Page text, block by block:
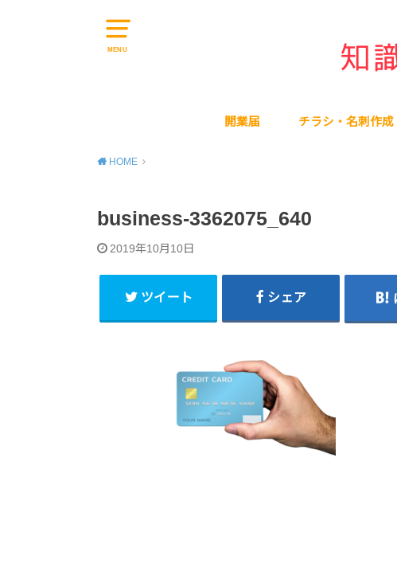
MENU
開業届 チラシ・名刺作成
HOME
business-3362075_640
2019年10月10日
ツイート シェア